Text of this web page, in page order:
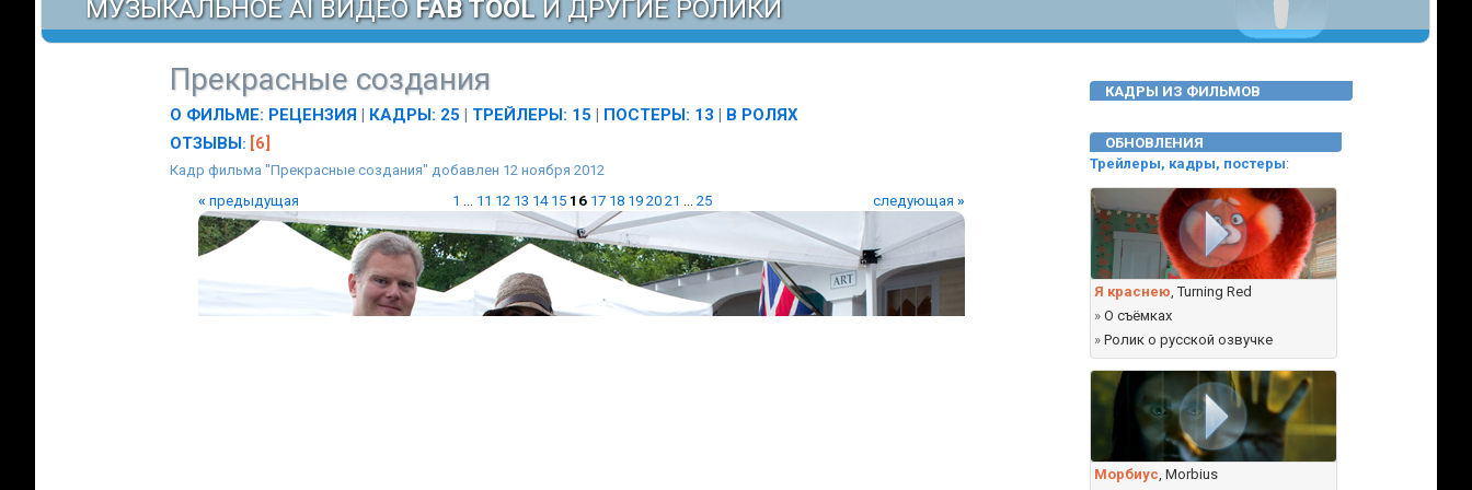
МУЗЫКАЛЬНОЕ AI ВИДЕО FAB TOOL И ДРУГИЕ РОЛИКИ
Прекрасные создания
О ФИЛЬМЕ: РЕЦЕНЗИЯ | КАДРЫ: 25 | ТРЕЙЛЕРЫ: 15 | ПОСТЕРЫ: 13 | В РОЛЯХ
ОТЗЫВЫ: [6]
Кадр фильма "Прекрасные создания" добавлен 12 ноября 2012
« предыдущая 1 ... 11 12 13 14 15 16 17 18 19 20 21 ... 25 следующая »
КАДРЫ ИЗ ФИЛЬМОВ
ОБНОВЛЕНИЯ
Трейлеры, кадры, постеры:
Я краснею, Turning Red
» О съёмках
» Ролик о русской озвучке
Морбиус, Morbius